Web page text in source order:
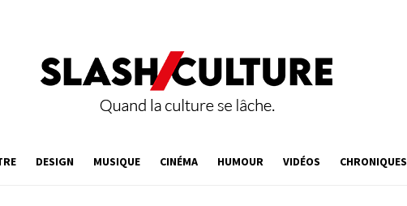
DESIGN MUSIQUE CINÉMA HUMOUR VIDÉOS CHRONIQUES